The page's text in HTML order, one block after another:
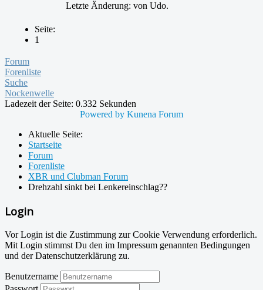
Letzte Änderung: von Udo.
Seite:
1
Forum
Forenliste
Suche
Nockenwelle
Ladezeit der Seite: 0.332 Sekunden
Powered by Kunena Forum
Aktuelle Seite:
Startseite
Forum
Forenliste
XBR und Clubman Forum
Drehzahl sinkt bei Lenkereinschlag??
Login
Vor Login ist die Zustimmung zur Cookie Verwendung erforderlich.
Mit Login stimmst Du den im Impressum genannten Bedingungen
und der Datenschutzerklärung zu.
Benutzername